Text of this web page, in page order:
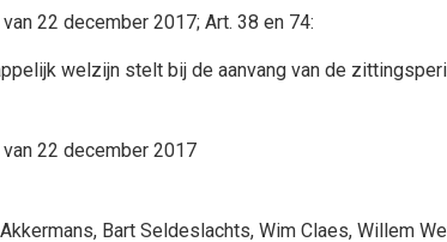
22 december 2017; Art. 38 en 74:
welzijn stelt bij de aanvang van de
22 december 2017
, Bart Seldeslachts, Wim Claes, Willem